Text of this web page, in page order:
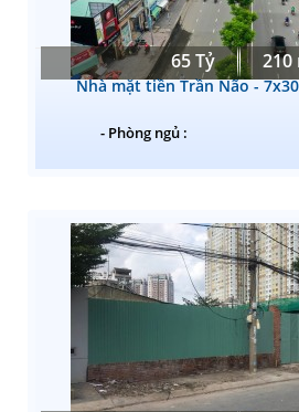
65 Tỷ 210
Nhà mặt tiền Trần Não -
- Phòng ngủ :